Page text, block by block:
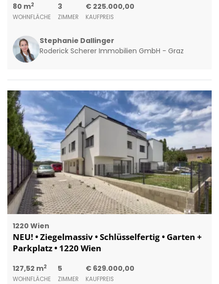
80 m2
WOHNFLÄCHE
3
ZIMMER
€ 225.000,00
KAUFPREIS
Stephanie Dallinger
Roderick Scherer Immobilien GmbH - Graz
1220 Wien
NEU! • Ziegelmassiv • Schlüsselfertig • Garten +
Parkplatz • 1220 Wien
127,52 m2
WOHNFLÄCHE
5
ZIMMER
€ 629.000,00
KAUFPREIS